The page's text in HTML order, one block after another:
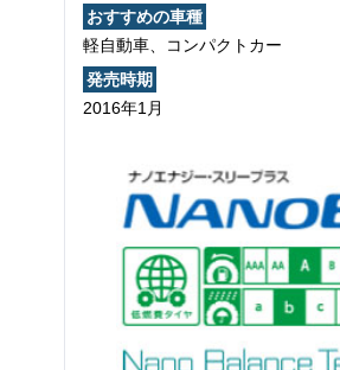
おすすめの車種
軽自動車、コンパクトカー
発売時期
2016年1月